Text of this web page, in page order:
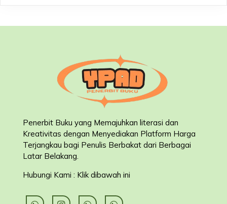
Penerbit Buku yang Memajuhkan literasi dan
Kreativitas dengan Menyediakan Platform Harga
Terjangkau bagi Penulis Berbakat dari Berbagai
Latar Belakang
Hubungi Kami : Klik dibawah ini